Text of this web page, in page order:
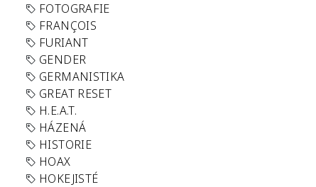
FOTOGRAFIE
FRANÇOIS
FURIANT
GENDER
GERMANISTIKA
GREAT RESET
H.E.A.T.
HÁZENÁ
HISTORIE
HOAX
HOKEJISTÉ